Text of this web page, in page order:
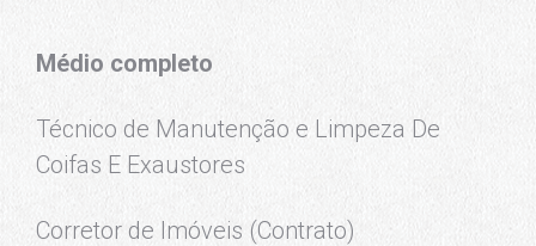
Médio completo
Técnico de Manutenção e Limpeza De
Coifas E Exaustores
Corretor de Imóveis (Contrato)